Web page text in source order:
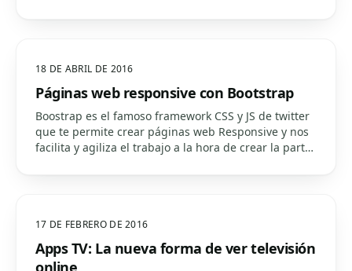
fibra óptica de Orange (último modelo). Lo primero…
18 DE ABRIL DE 2016
Páginas web responsive con Bootstrap
Boostrap es el famoso framework CSS y JS de twitter
que te permite crear páginas web Responsive y nos
facilita y agiliza el trabajo a la hora de crear la parte
ventajas es que ya viene preparado para los…
17 DE FEBRERO DE 2016
Apps TV: La nueva forma de ver televisión
online